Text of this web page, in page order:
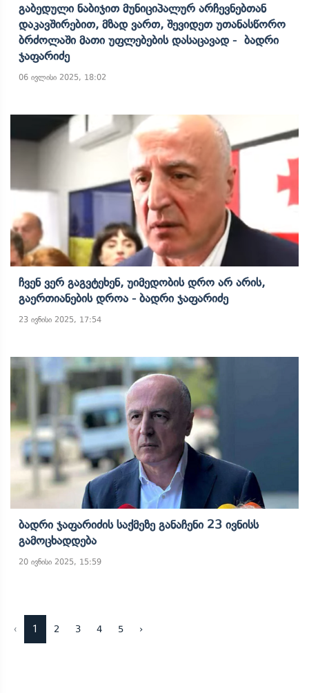
Გაბედული Ნაბიჯით Მუნიციპალურ Არჩევნებთან
Დაკავშირებით, Მზად Ვართ, Შევიდეთ Უთანასწორო
Ბრძოლაში Მათი Უფლებების Დასაცავად - Ბადრი
Ჯაფარიძე
06 ივლისი 2025, 18:02
Ჩვენ Ვერ Გაგვტეხენ, Უიმედობის Დრო Არ Არის,
Გაერთიანების Დროა - Ბადრი Ჯაფარიძე
23 ივნისი 2025, 17:54
Ბადრი Ჯაფარიძის Საქმეზე Განაჩენი 23 Ივნისს
Გამოცხადდება
20 ივნისი 2025, 15:59
‹ 1 2 3 4 5 ›